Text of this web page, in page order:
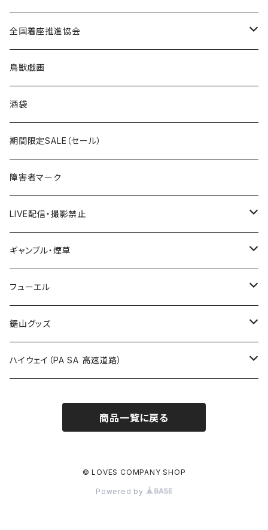
国道100～199号線
国道600～699号線
国道700～799号線
キャップ
ROUTE 0～99号線
ROUTE100～199号線
ROUTE600～699号線
ROUTE700～799号線
Tシャツ
ROUTE 0～99号線
ROUTE 100～199号線
ROUTE 600～699号線
ROUTE 700～799号線
キャップ
ROUTE 0～99号線
ROUTE 100～199号線
ROUTE 600～699号線
ROUTE 700～799号線
北海道
青森県
岩手県
宮城県
秋田県
Tシャツ
ステッカー
山形県
福島県
茨城県
栃木県
群馬県
全国着座推進協会
ステッカー
鳥獣戯画
酒袋
期間限定SALE（セール）
障害者マーク
LIVE配信・撮影禁止
LIVE配信禁止
撮影禁止
ギャンブル・煙草
ホテルキーホルダー
たばこ・禁煙ステッカー
フューエル
ステッカー
鋸山グッズ
Tシャツ
ハイウェイ（PA SA 高速道路）
商品一覧に戻る
© LOVES COMPANY SHOP
Powered by